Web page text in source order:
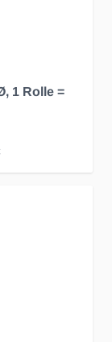
1 Rolle =